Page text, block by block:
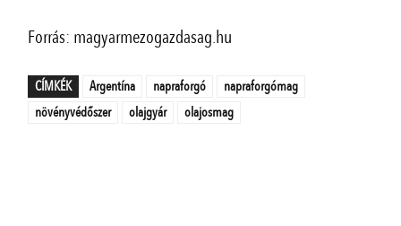
Forrás: magyarmezogazdasag.hu
CÍMKÉK Argentína napraforgó
napraforgómag
növényvédőszer
olajgyár olajosmag